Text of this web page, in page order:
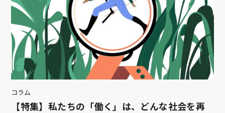
コラム
【特集】私たちの「働く」は、どんな社会を再